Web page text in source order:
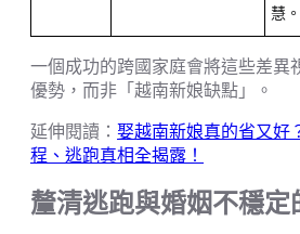
慧。
一個成功的跨國家庭會將這些差異
優勢，而非「越南新娘缺點」。
延伸閱讀： 娶越南新娘真的省又好
程、逃跑真相全揭露！
釐清逃跑與婚姻不穩定